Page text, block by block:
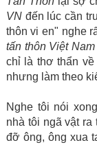
VNđến lúc cần
thôn vi en" nghe
tấn thôn Việt Nam
chỉ là thơ thẩn về
nhưng làm theo
Nghe tôi nói
nhà tôi ngã vật
đỡ ông, ông xua